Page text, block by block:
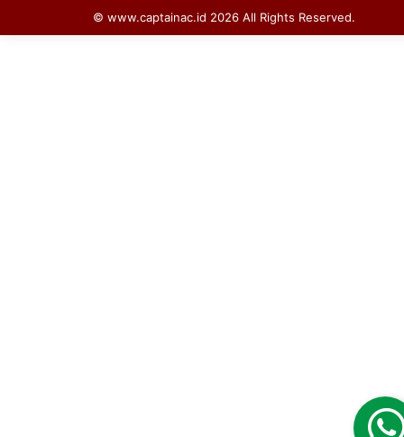
© www.captainac.id 2026 All Rights Reserved.